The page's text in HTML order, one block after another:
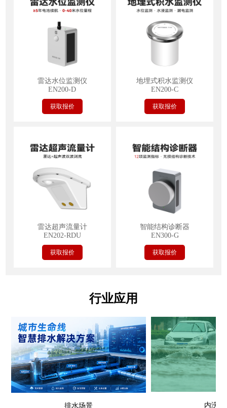
雷达水位监测仪
EN200-D
获取报价
地埋式积水监测仪
EN200-C
获取报价
雷达超声流量计
EN202-RDU
获取报价
智能结构诊断器
EN300-G
获取报价
行业应用
排水场景 内涝场